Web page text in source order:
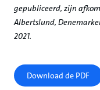
gepubliceerd, zijn
Albertslund,
2021.
Download de PDF